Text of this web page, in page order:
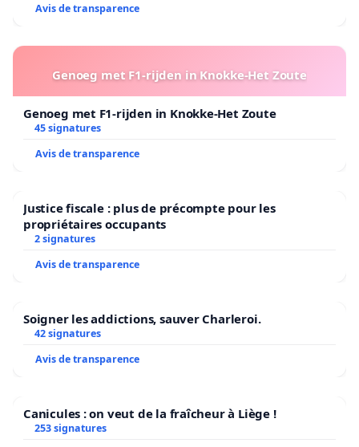
Avis de transparence
Genoeg met F1-rijden in Knokke-Het Zoute
Genoeg met F1-rijden in Knokke-Het Zoute
45 signatures
Avis de transparence
Justice fiscale : plus de précompte pour les
propriétaires occupants
2 signatures
Avis de transparence
Soigner les addictions, sauver Charleroi.
42 signatures
Avis de transparence
Canicules : on veut de la fraîcheur à Liège !
253 signatures